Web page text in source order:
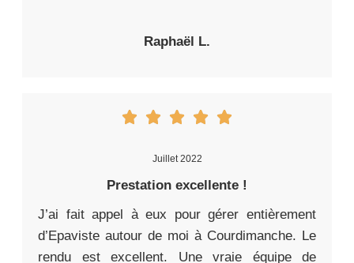
Raphaël L.
Juillet 2022
Prestation excellente !
J’ai fait appel à eux pour gérer entièrement
d’Epaviste autour de moi à Courdimanche. Le
rendu est excellent. Une vraie équipe de